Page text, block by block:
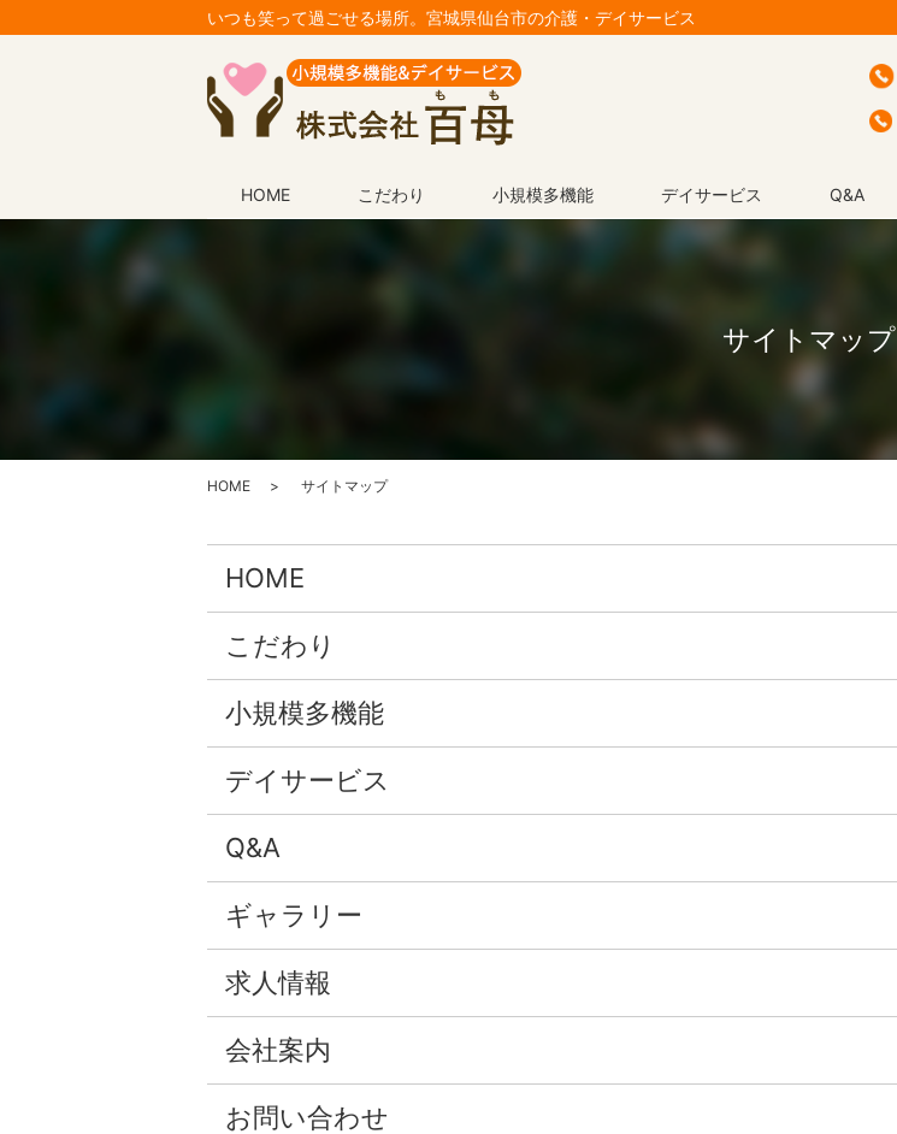
いつも笑って過ごせる場所。宮城県仙台市の介護・デイサービス
HOME こだわり 小規模多機能 デイサービス Q&A
サイトマップ
HOME サイトマップ
HOME
こだわり
小規模多機能
デイサービス
Q&A
ギャラリー
求人情報
会社案内
お問い合わせ